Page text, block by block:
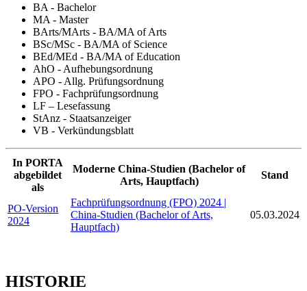
BA - Bachelor
MA - Master
BArts/MArts - BA/MA of Arts
BSc/MSc - BA/MA of Science
BEd/MEd - BA/MA of Education
AhO - Aufhebungsordnung
APO - Allg. Prüfungsordnung
FPO - Fachprüfungsordnung
LF – Lesefassung
StAnz - Staatsanzeiger
VB - Verkündungsblatt
In PORTA
abgebildet
als
Moderne China-Studien (Bachelor of
Arts, Hauptfach)
Stand
PO-Version
2024
Fachprüfungsordnung (FPO) 2024 |
China-Studien (Bachelor of Arts,
Hauptfach)
05.03.2024
HISTORIE